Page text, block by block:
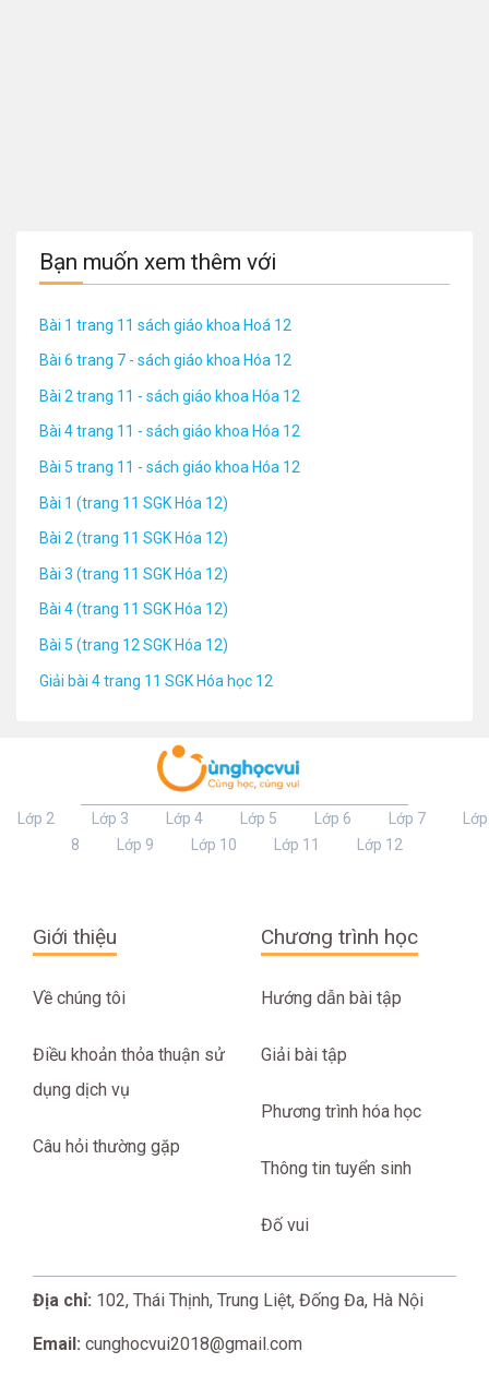
Bạn muốn xem thêm với
Bài 1 trang 11 sách giáo khoa Hoá 12
Bài 6 trang 7 - sách giáo khoa Hóa 12
Bài 2 trang 11 - sách giáo khoa Hóa 12
Bài 4 trang 11 - sách giáo khoa Hóa 12
Bài 5 trang 11 - sách giáo khoa Hóa 12
Bài 1 (trang 11 SGK Hóa 12)
Bài 2 (trang 11 SGK Hóa 12)
Bài 3 (trang 11 SGK Hóa 12)
Bài 4 (trang 11 SGK Hóa 12)
Bài 5 (trang 12 SGK Hóa 12)
Giải bài 4 trang 11 SGK Hóa học 12
Lớp 2 Lớp 3 Lớp 4 Lớp 5 Lớp 6 Lớp 7
Lớp
8
Lớp 9 Lớp 10 Lớp 11 Lớp 12
Giới thiệu
Về chúng tôi
Điều khoản thỏa thuận sử
dụng dịch vụ
Câu hỏi thường gặp
Chương trình học
Hướng dẫn bài tập
Giải bài tập
Phương trình hóa học
Thông tin tuyển sinh
Đố vui
Địa chỉ: 102, Thái Thịnh, Trung Liệt, Đống Đa, Hà Nội
Email: cunghocvui2018@gmail.com